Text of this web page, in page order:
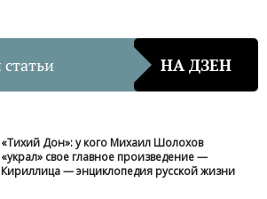
НА ДЗЕН
«Тихий Дон»: у кого Михаил Шолохов
«украл» свое главное произведение —
Кириллица — энциклопедия русской жизни